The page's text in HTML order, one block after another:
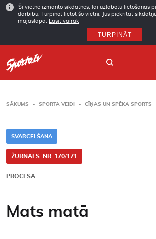
Šī vietne izmanto sīkdatnes, lai uzlabotu lietošanas
darbību. Turpinot lietot šo vietni, Jūs piekrītat
mājaslapā.
Lasīt vairāk
TURPINĀT
SĀKUMS SPORTA VEIDI CĪŅAS UN SPĒKA SPORTS
SVARCELŠANA
ŽURNĀLS: NR. 170/171
PROCESĀ
Mats matā